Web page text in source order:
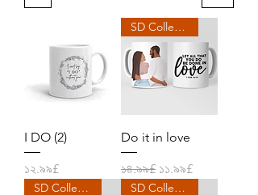
I DO (2)
Price
১২.৯৯£
SD Collection
Do it in love
Regular Price
১৪.৯৯£ Sale Price
১১.৯৯£
SD Collection SD Collection